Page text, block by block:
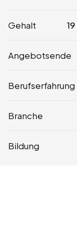
Gehalt 19
Angebotsende
Berufserfahrung
Branche
Bildung